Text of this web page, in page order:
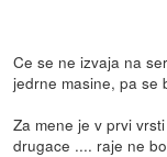
Ce se ne izvaja na
jedrne masine, pa se
Za mene je v prvi
drugace .... raje ne